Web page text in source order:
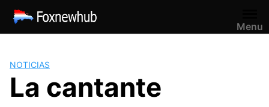
Saltar
contenido
Menu
NOTICIAS
La cantante